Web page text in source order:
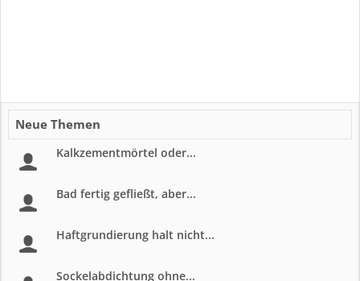
Neue Themen
Kalkzementmörtel oder...
Bad fertig gefließt, aber...
Haftgrundierung halt nicht...
Sockelabdichtung ohne...